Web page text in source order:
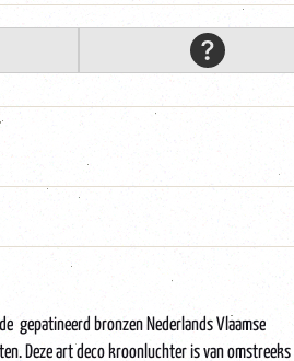
gepatineerd bronzen Nederlands Vlaamse
Deze art deco kroonluchter is van omstreeks